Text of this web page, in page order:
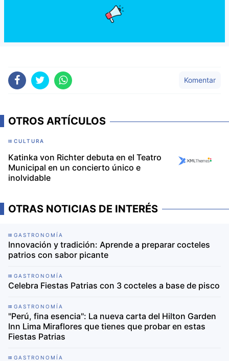
Komentar
OTROS ARTÍCULOS
CULTURA
Katinka von Richter debuta en el Teatro
Municipal en un concierto único e
inolvidable
OTRAS NOTICIAS DE INTERÉS
GASTRONOMÍA
Innovación y tradición: Aprende a preparar cocteles
patrios con sabor picante
GASTRONOMÍA
Celebra Fiestas Patrias con 3 cocteles a base de pisco
GASTRONOMÍA
"Perú, fina esencia": La nueva carta del Hilton Garden
Inn Lima Miraflores que tienes que probar en estas
Fiestas Patrias
GASTRONOMÍA